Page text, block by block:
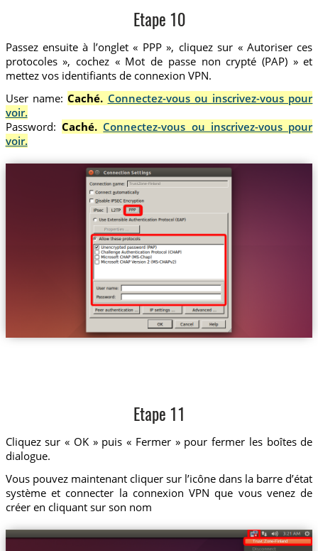
Etape 10
Passez ensuite à l’onglet « PPP », cliquez sur « Autoriser ces
protocoles », cochez « Mot de passe non crypté (PAP) » et
mettez vos identifiants de connexion VPN.
User name:Caché. Connectez-vous ou inscrivez-vous pour
voir.
Password: Caché. Connectez-vous ou inscrivez-vous pour
voir.
Trust.Zone-Finland
Etape 11
Cliquez sur « OK » puis « Fermer » pour fermer les boîtes de
dialogue.
Vous pouvez maintenant cliquer sur l’icône dans la barre d’état
système et connecter la connexion VPN que vous venez de
créer en cliquant sur son nom
Trust.Zone-Finland